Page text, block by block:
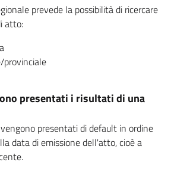
prevede la possibilità di ricercare
atto:
provinciale
presentati i risultati di una
presentati di default in ordine
data di emissione dell'atto, cioè a